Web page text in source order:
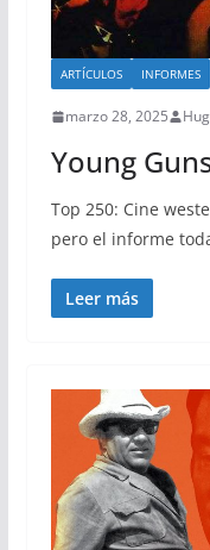
ARTÍCULOS INFORMES
marzo 28, 2025
Young
Top 250: Cine
pero el informe
Leer más